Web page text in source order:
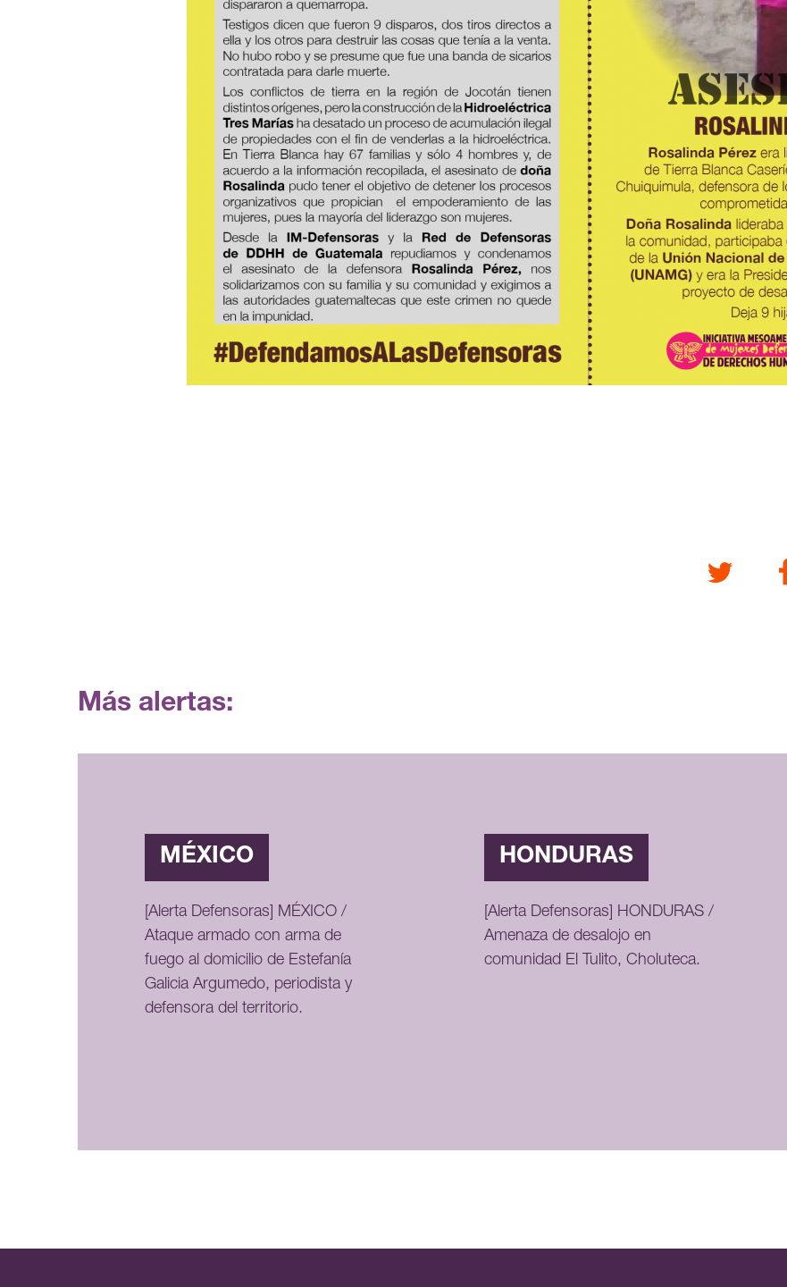
Twitter
Más alertas:
MÉXICO
[Alerta Defensoras] MÉXICO /
Ataque armado con arma de
fuego al domicilio de Estefanía
Galicia Argumedo, periodista y
defensora del territorio.
HONDURAS
[Alerta Defensoras] HONDURAS /
Amenaza de desalojo en
comunidad El Tulito, Choluteca.